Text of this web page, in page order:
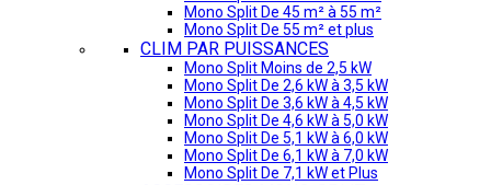
Mono Split De 45 m² à 55 m²
Mono Split De 55 m² et plus
CLIM PAR PUISSANCES
Mono Split Moins de 2,5 kW
Mono Split De 2,6 kW à 3,5 kW
Mono Split De 3,6 kW à 4,5 kW
Mono Split De 4,6 kW à 5,0 kW
Mono Split De 5,1 kW à 6,0 kW
Mono Split De 6,1 kW à 7,0 kW
Mono Split De 7,1 kW et Plus